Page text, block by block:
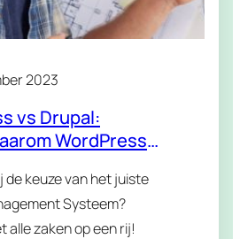
2023
vs Drupal:
WordPress
de keuze van het juiste
Systeem?
alle zaken op een rij!